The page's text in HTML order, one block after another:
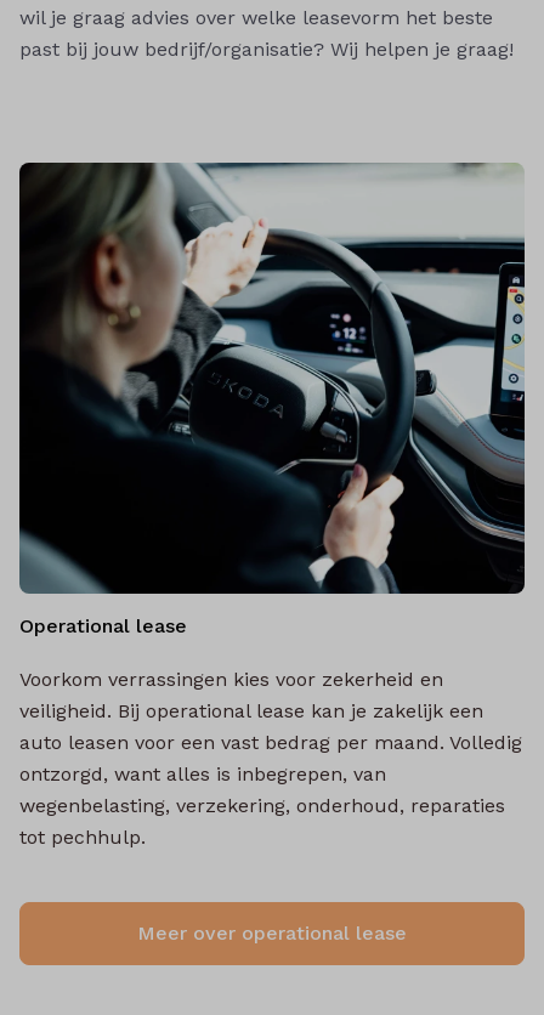
wil je graag advies over welke leasevorm het beste
past bij jouw bedrijf/organisatie? Wij helpen je graag!
Operational lease
Voorkom verrassingen kies voor zekerheid en
veiligheid. Bij operational lease kan je zakelijk een
auto leasen voor een vast bedrag per maand. Volledig
ontzorgd, want alles is inbegrepen, van
wegenbelasting, verzekering, onderhoud, reparaties
tot pechhulp.
Meer over operational lease